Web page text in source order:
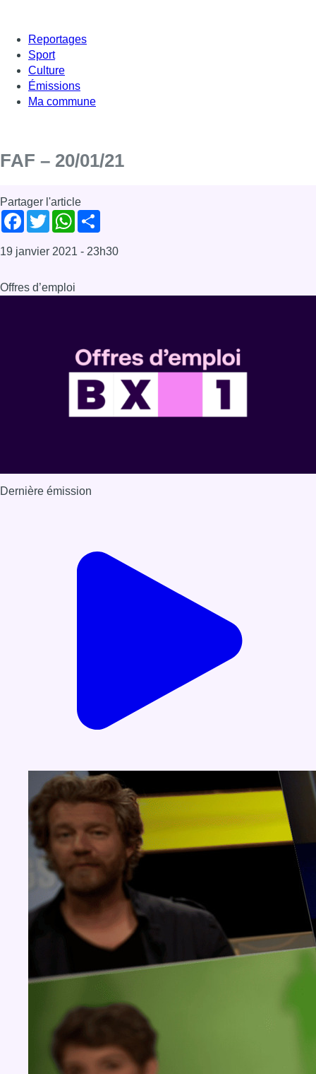
Reportages
Sport
Culture
Émissions
Ma commune
FAF – 20/01/21
Partager l'article
Facebook
TwitterWhatsApp
19 janvier 2021 - 23h30
Offres d’emploi
Dernière émission